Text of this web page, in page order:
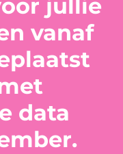
jullie
vanaf
data